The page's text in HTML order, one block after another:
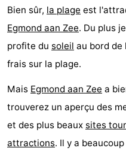
van
Huize
Zeeparel
Campings
d'hôtes
Chaumières
-
Buiten
Bien sûr, la plage est
Egmond aan Zee. Du plus
profite du soleil au bord de
frais sur la plage.
Mais Egmond aan Zee a
trouverez un aperçu des
et des plus beaux sites
attractions. Il y a